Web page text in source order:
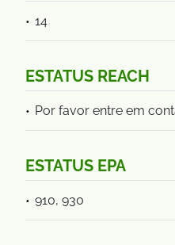
14
ESTATUS REACH
Por favor entre em
ESTATUS EPA
910, 930